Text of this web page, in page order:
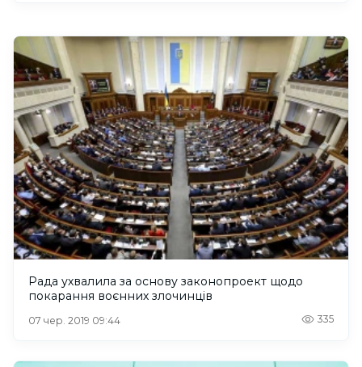
Рада ухвалила за основу законопроект щодо
покарання воєнних злочинців
07 чер. 2019 09:44 335